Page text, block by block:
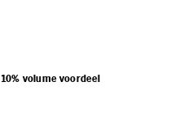
10% volume voordeel